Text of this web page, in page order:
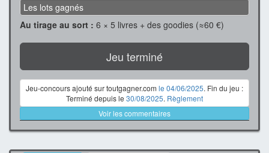
Les lots gagnés
Au tirage au sort : 6 × 5 livres + des goodies (≈60 €)
Jeu terminé
Jeu-concours ajouté sur toutgagner.com le 04/06/2025. Fin du jeu :
Terminé depuis le 30/08/2025. Règlement
Voir les commentaires